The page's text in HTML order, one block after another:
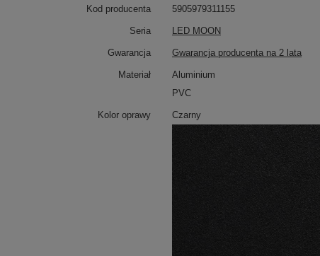
Kod producenta 5905979311155
Seria LED MOON
Gwarancja Gwarancja producenta na 2 lata
Materiał
Aluminium
PVC
Kolor oprawy Czarny